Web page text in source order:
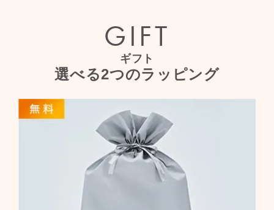
GIFT
ギフト
選べる2つのラッピング